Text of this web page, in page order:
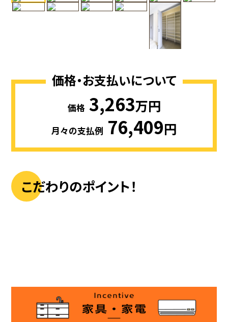
価格・お支払いについて
価格 3,263万円
月々の支払例 76,409円
こだわりのポイント！